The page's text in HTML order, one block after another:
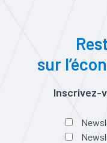
sur
Inscrivez-